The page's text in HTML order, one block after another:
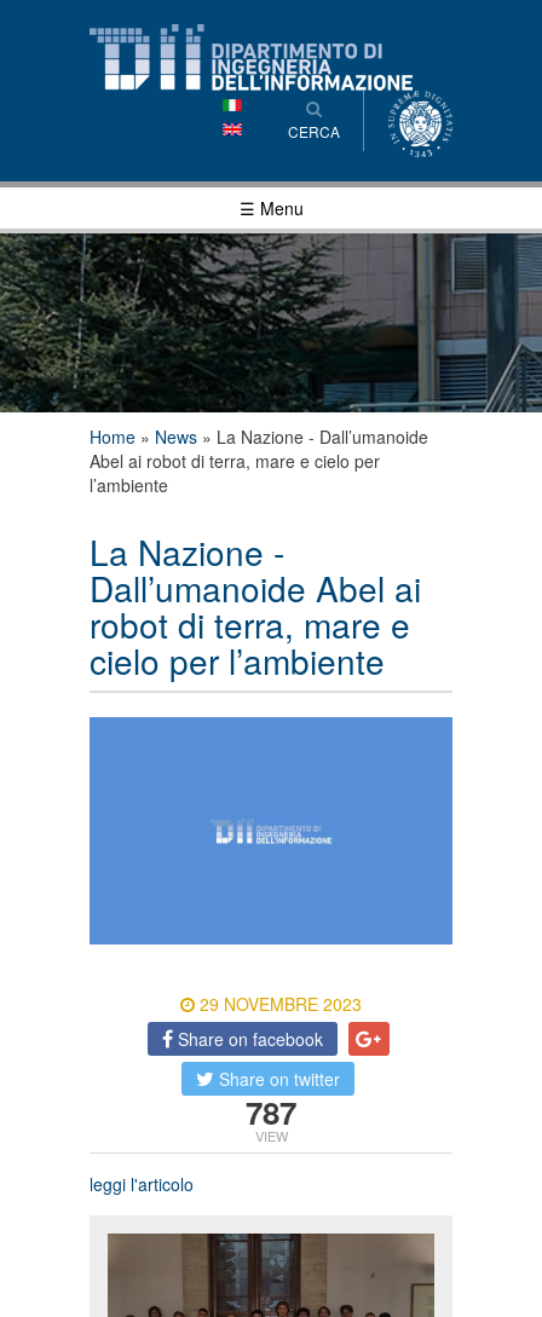
contenuto
principale
CERCA
☰ Menu
Tu sei qui
Home » News » La Nazione - Dall’umanoide
Abel ai robot di terra, mare e cielo per
l’ambiente
La Nazione -
Dall’umanoide Abel ai
robot di terra, mare e
cielo per l’ambiente
29 NOVEMBRE 2023
Share on facebook
Share on twitter
787
VIEW
leggi l'articolo